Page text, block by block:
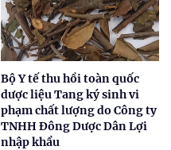
Bộ Y tế thu hồi toàn quốc
dược liệu Tang ký sinh vi
phạm chất lượng do Công ty
TNHH Đông Dược Dân Lợi
nhập khẩu